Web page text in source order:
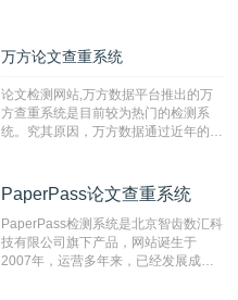
万方论文查重系统
论文检测网站,万方数据平台推出的万
方查重系统是目前较为热门的检测系
统。究其原因，万方数据通过近年的发
检测系统，其真实性和权威性无可厚
非。其次，相对于知网而言，万方检测
费用少，上手容易，是学生初次论文查
重的推荐系统。
PaperPass论文查重系统
PaperPass检测系统是北京智齿数汇科
技有限公司旗下产品，网站诞生于
2007年，运营多年来，已经发展成为